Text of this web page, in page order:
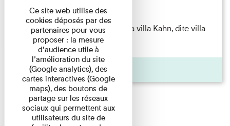
Lecture
couchant) [Angle nord-est de la villa Kahn, dite villa
Zamir et lumières du ...
Pages
Ce site web utilise des
cookies déposés par des
partenaires pour vous
proposer : la mesure
d’audience utile à
l’amélioration du site
(Google analytics), des
cartes interactives (Google
maps), des boutons de
partage sur les réseaux
sociaux qui permettent aux
utilisateurs du site de